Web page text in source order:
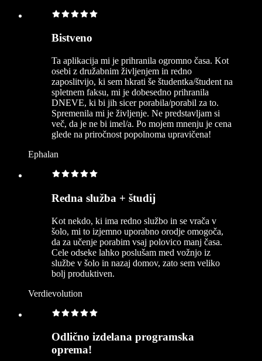
Bistveno
Ta aplikacija mi je prihranila ogromno časa. Kot
osebi z družabnim življenjem in redno
zaposlitvijo, ki sem hkrati še študentka/študent na
spletnem faksu, mi je dobesedno prihranila
DNEVE, ki bi jih sicer porabila/porabil za to.
Spremenila mi je življenje. Ne predstavljam si
več, da je ne bi imel/a. Po mojem mnenju je cena
glede na priročnost popolnoma upravičena!
Ephalan
Redna služba + študij
Kot nekdo, ki ima redno službo in se vrača v
šolo, mi to izjemno uporabno orodje omogoča,
da za učenje porabim vsaj polovico manj časa.
Cele odseke lahko poslušam med vožnjo iz
službe v šolo in nazaj domov, zato sem veliko
bolj produktiven.
Verdievolution
Odlično izdelana programska
oprema!